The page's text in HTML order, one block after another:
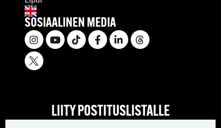
SOSIAALINEN MEDIA
LIITY POSTITUSLISTALLE